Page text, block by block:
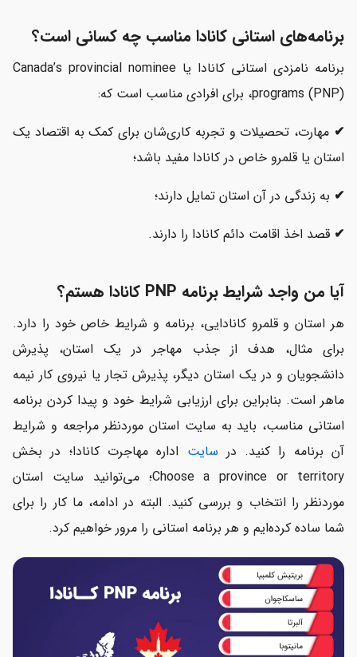
برنامه‌های استانی کانادا مناسب چه کسانی است؟
برنامه نامزدی استانی کانادا یا Canada’s provincial nominee
programs (PNP)، برای افرادی مناسب است که:
✔ مهارت، تحصیلات و تجربه کاری‌شان برای کمک به اقتصاد یک
استان یا قلمرو خاص در کانادا مفید باشد؛
✔ به زندگی در آن استان تمایل دارند؛
✔ قصد اخذ اقامت دائم کانادا را دارند.
آیا من واجد شرایط برنامه PNP کانادا هستم؟
هر استان و قلمرو کانادایی، برنامه و شرایط خاص خود را دارد.
برای مثال، هدف از جذب مهاجر در یک استان، پذیرش
دانشجویان و در یک استان دیگر، پذیرش تجار یا نیروی کار نیمه
ماهر است. بنابراین برای ارزیابی شرایط خود و پیدا کردن برنامه
استانی مناسب، باید به سایت استان موردنظر مراجعه و شرایط
آن برنامه را کنید. در سایت اداره مهاجرت کانادا؛ در بخش
Choose a province or territory؛ می‌توانید سایت استان
موردنظر را انتخاب و بررسی کنید. البته در ادامه، ما کار را برای
شما ساده کرده‌ایم و هر برنامه استانی را مرور خواهیم کرد.